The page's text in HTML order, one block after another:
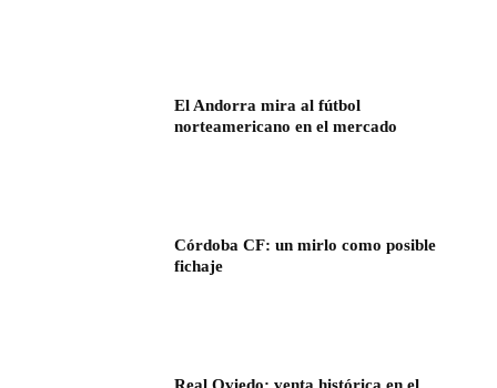
El Andorra mira al fútbol
norteamericano en el mercado
Córdoba CF: un mirlo como posible
fichaje